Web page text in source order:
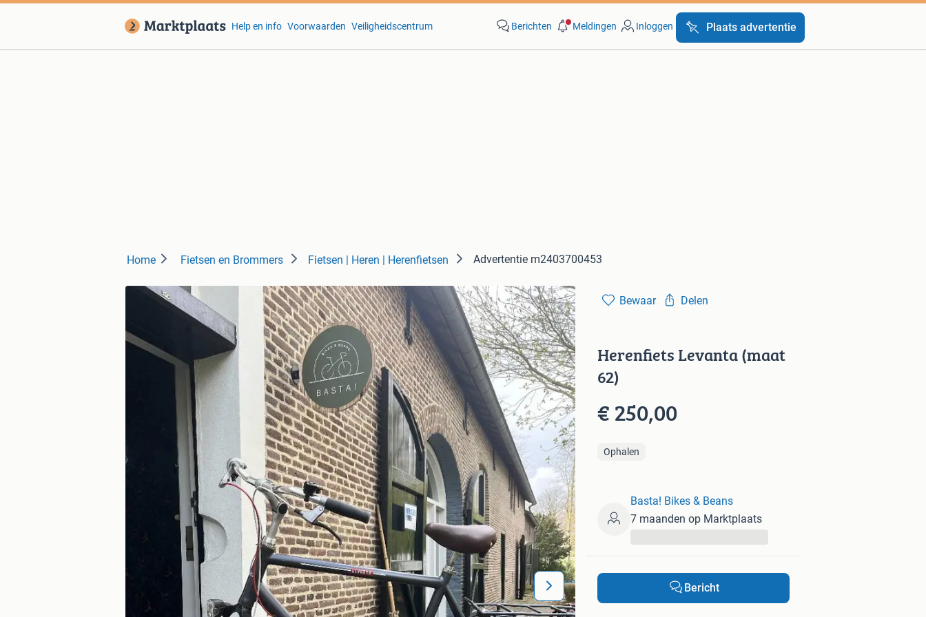
Help en info Voorwaarden Veiligheidscentrum Berichten Meldingen Inloggen Plaats advertentie
Home Fietsen en Brommers Fietsen | Heren | Herenfietsen Advertentie m2403700453
Bewaar Delen
Herenfiets Levanta (maat
62)
€ 250,00
Ophalen
Basta! Bikes & Beans
7 maanden op Marktplaats
Bericht